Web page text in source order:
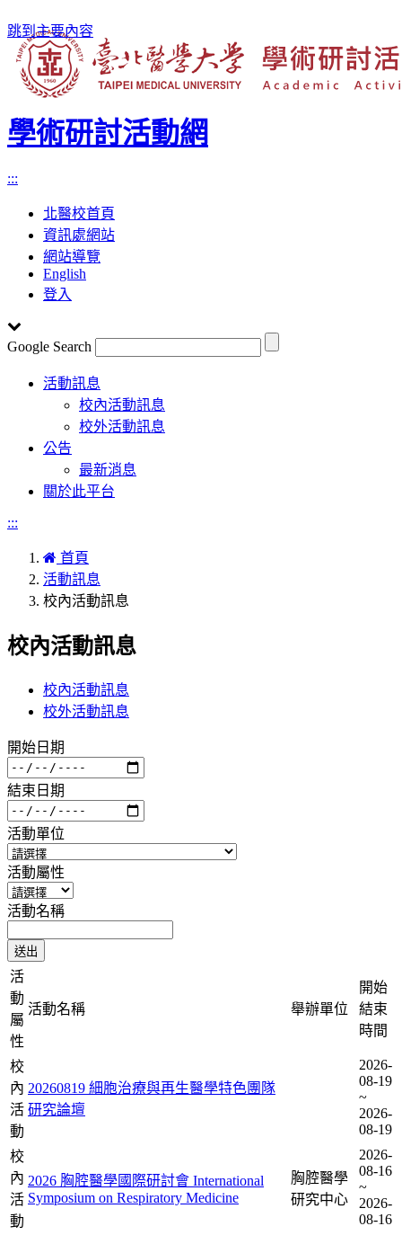
跳到主要內容
學術研討活動網
:::
北醫校首頁
資訊處網站
網站導覽
English
登入
Google Search
Toggle
navigation
活動訊息
校內活動訊息
校外活動訊息
公告
最新消息
關於此平台
:::
首頁
活動訊息
校內活動訊息
校內活動訊息
校內活動訊息
校外活動訊息
開始日期
結束日期
活動單位
活動屬性
活動名稱
活
動
屬
性
活動名稱 舉辦單位
開始
結束
時間
校
內
活
動
20260819 細胞治療與再生醫學特色團隊
研究論壇
2026-
08-19
~
2026-
08-19
校
內
活
動
2026 胸腔醫學國際研討會 International
Symposium on Respiratory Medicine
胸腔醫學
研究中心
2026-
08-16
~
2026-
08-16